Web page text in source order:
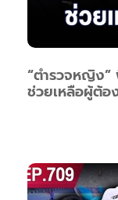
“ตำรวจหญิง”
ช่วยเหลือผู้ต้อ